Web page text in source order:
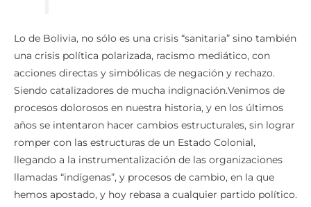
Lo de Bolivia, no sólo es una crisis “sanitaria” sino también
una crisis política polarizada, racismo mediático, con
acciones directas y simbólicas de negación y rechazo.
Siendo catalizadores de mucha indignación.Venimos de
procesos dolorosos en nuestra historia, y en los últimos
años se intentaron hacer cambios estructurales, sin lograr
romper con las estructuras de un Estado Colonial,
llegando a la instrumentalización de las organizaciones
llamadas “indígenas”, y procesos de cambio, en la que
hemos apostado, y hoy rebasa a cualquier partido político.